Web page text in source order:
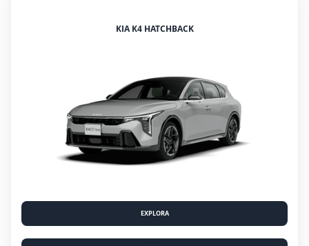
KIA K4 HATCHBACK
EXPLORA